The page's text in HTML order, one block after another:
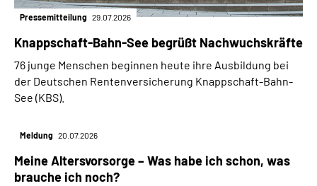
Pressemitteilung 29.07.2026
Knappschaft-Bahn-See begrüßt Nachwuchskräfte
76 junge Menschen beginnen heute ihre Ausbildung bei
der Deutschen Rentenversicherung Knappschaft-Bahn-
See (KBS).
Meldung 20.07.2026
Meine Altersvorsorge – Was habe ich schon, was
brauche ich noch?